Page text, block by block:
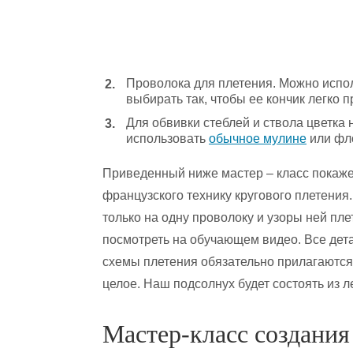
Проволока для плетения. Можно
выбирать так, чтобы ее кончик легко
Для обвивки стеблей и ствола
использовать обычное мулине или
Приведенный ниже мастер – класс
французского технику кругового
только на одну проволоку и узоры ней
посмотреть на обучающем видео. Все
схемы плетения обязательно
целое. Наш подсолнух будет состоять из
Мастер-класс